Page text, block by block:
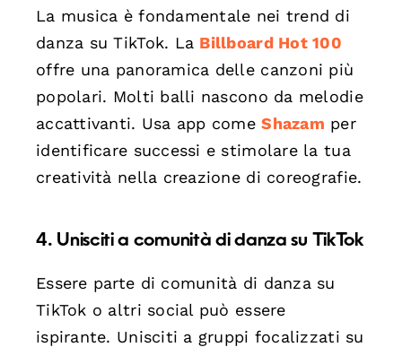
La musica è fondamentale nei trend di
danza su TikTok. La Billboard Hot 100
offre una panoramica delle canzoni più
popolari. Molti balli nascono da melodie
accattivanti. Usa app comeShazam per
identificare successi e stimolare la tua
creatività nella creazione di coreografie.
4. Unisciti a comunità di danza su TikTok
Essere parte di comunità di danza su
TikTok o altri social può essere
ispirante. Unisciti a gruppi focalizzati su